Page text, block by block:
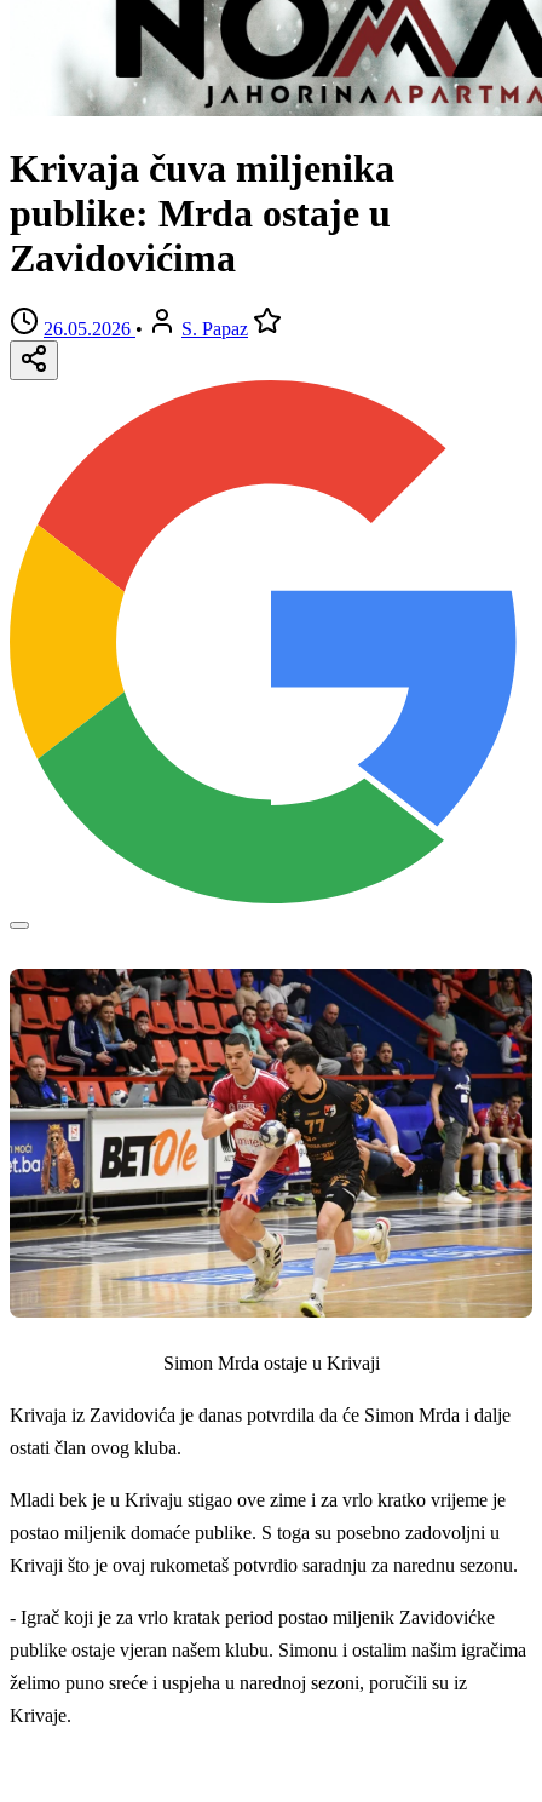
Krivaja čuva miljenika
publike: Mrda ostaje u
Zavidovićima
26.05.2026 • S. Papaz
Simon Mrda ostaje u Krivaji
Krivaja iz Zavidovića je danas potvrdila da će Simon Mrda i dalje
ostati član ovog kluba.
Mladi bek je u Krivaju stigao ove zime i za vrlo kratko vrijeme je
postao miljenik domaće publike. S toga su posebno zadovoljni u
Krivaji što je ovaj rukometaš potvrdio saradnju za narednu sezonu.
- Igrač koji je za vrlo kratak period postao miljenik Zavidovićke
publike ostaje vjeran našem klubu. Simonu i ostalim našim igračima
želimo puno sreće i uspjeha u narednoj sezoni, poručili su iz
Krivaje.